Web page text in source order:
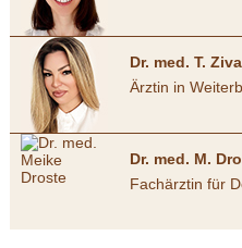
Dr. med. T.
Ärztin in
Dr. med. M.
Fachärztin für